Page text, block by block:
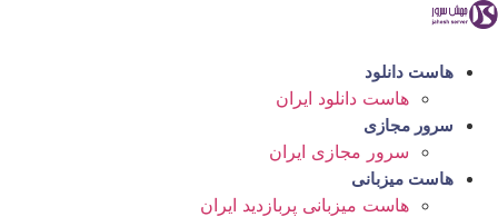
پرش
محتوا
هاست دانلود
هاست دانلود ایران
سرور مجازی
سرور مجازی ایران
هاست میزبانی
هاست میزبانی پربازدید ایران